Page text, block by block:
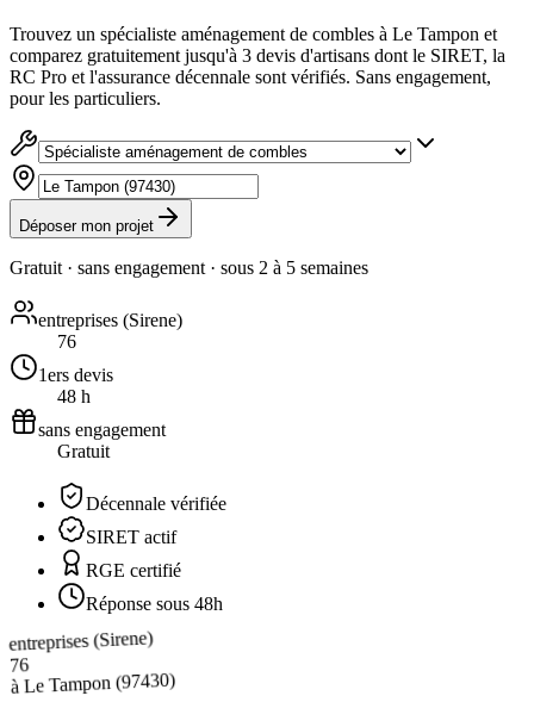
Trouvez un spécialiste aménagement de combles à Le Tampon et
comparez gratuitement jusqu'à 3 devis d'artisans dont le SIRET, la
RC Pro et l'assurance décennale sont vérifiés. Sans engagement,
pour les particuliers.
Déposer mon projet
Gratuit · sans engagement · sous 2 à 5 semaines
entreprises (Sirene)
76
1ers devis
48 h
sans engagement
Gratuit
Décennale vérifiée
SIRET actif
RGE certifié
Réponse sous 48h
entreprises (Sirene)
76
àLe Tampon(97430)